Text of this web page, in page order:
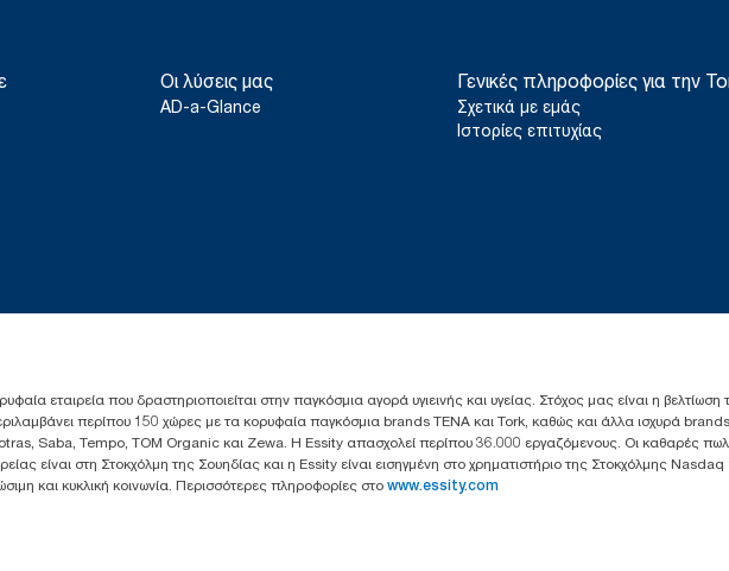
Οι λύσεις μας
AD-a-Glance
Γενικές πληροφορίες για την
Σχετικά με εμάς
Ιστορίες επιτυχίας
εταιρεία που δραστηριοποιείται στην παγκόσμια αγορά υγιεινής και υγείας. Στόχος μας είναι η
περίπου 150 χώρες με τα κορυφαία παγκόσμια brands TENA και Tork, καθώς και άλλα ισχυρά
Saba, Tempo, TOM Organic και Zewa. Η Essity απασχολεί περίπου 36.000 εργαζόμενους. Οι καθαρές
είναι στη Στοκχόλμη της Σουηδίας και η Essity είναι εισηγμένη στο χρηματιστήριο της Στοκχόλμης
και κυκλική κοινωνία. Περισσότερες πληροφορίες στο www.essity.com